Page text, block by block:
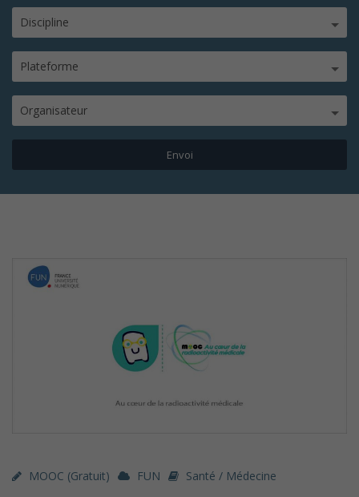
Discipline
Plateforme
Organisateur
MOOC (gratuit) FUN Santé / Médecine